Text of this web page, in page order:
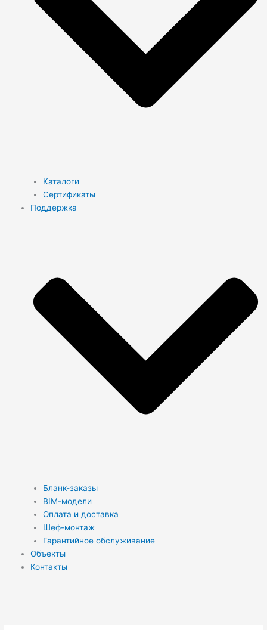
Каталоги
Сертификаты
Поддержка
Бланк-заказы
BIM-модели
Оплата и доставка
Шеф-монтаж
Гарантийное обслуживание
Объекты
Контакты